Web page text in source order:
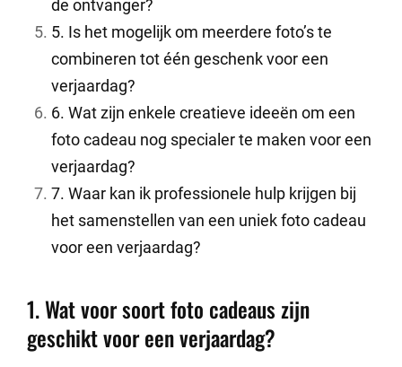
de ontvanger?
5. Is het mogelijk om meerdere foto’s te
combineren tot één geschenk voor een
verjaardag?
6. Wat zijn enkele creatieve ideeën om een
foto cadeau nog specialer te maken voor een
verjaardag?
7. Waar kan ik professionele hulp krijgen bij
het samenstellen van een uniek foto cadeau
voor een verjaardag?
1. Wat voor soort foto cadeaus zijn
geschikt voor een verjaardag?